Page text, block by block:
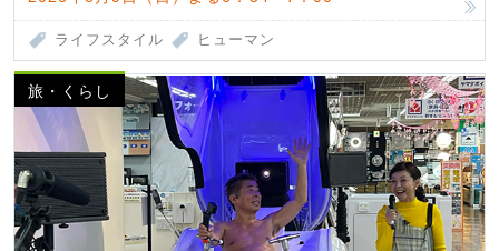
ライフスタイル ヒューマン
旅・くらし